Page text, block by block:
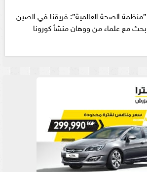
”منظمة الصحة العالمية”: فريقنا في الصين
بحث مع علماء من ووهان منشأ كورونا